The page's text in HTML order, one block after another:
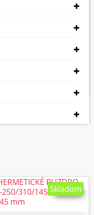
HERMETICKÉ PUZDRO
X 215 Mm SAKSPOL
Skladom
VLOŽIŤ DO KOŠÍKA
Skladom